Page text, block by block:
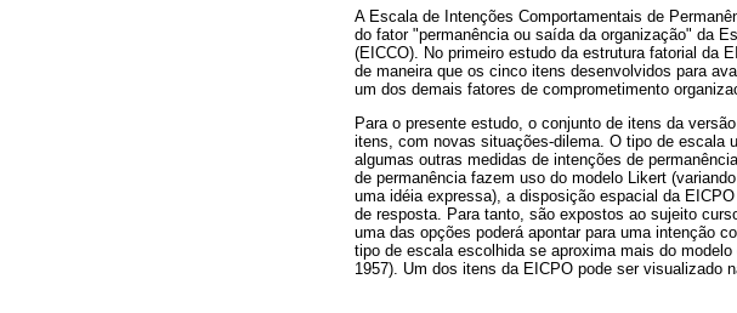
A Escala de Intenções Comportamentais de
do fator "permanência ou saída da organização" da
(EICCO). No primeiro estudo da estrutura fatorial da
de maneira que os cinco itens desenvolvidos para
um dos demais fatores de comprometimento
Para o presente estudo, o conjunto de itens da
itens, com novas situações-dilema. O tipo de escala
algumas outras medidas de intenções de
de permanência fazem uso do modelo Likert
uma idéia expressa), a disposição espacial da
de resposta. Para tanto, são expostos ao sujeito
uma das opções poderá apontar para uma intenção
tipo de escala escolhida se aproxima mais do
1957). Um dos itens da EICPO pode ser visualizado